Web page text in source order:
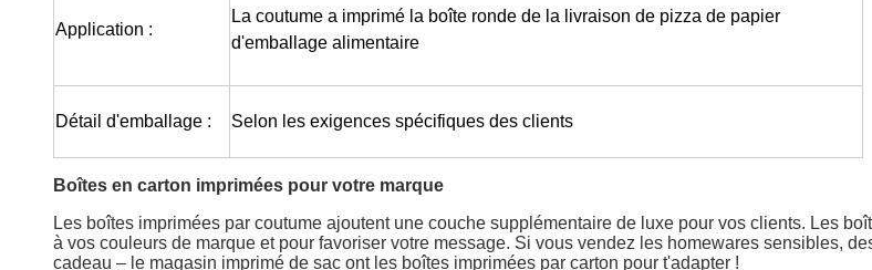
Application :
La coutume a imprimé la boîte ronde de la livraison de pizza de papier
d'emballage alimentaire
Détail d'emballage : Selon les exigences spécifiques des clients
Boîtes en carton imprimées pour votre marque
Les boîtes imprimées par coutume ajoutent une couche supplémentaire de luxe pour vos clients. Les
à vos couleurs de marque et pour favoriser votre message. Si vous vendez les homewares sensibles,
cadeau – le magasin imprimé de sac ont les boîtes imprimées par carton pour t'adapter !